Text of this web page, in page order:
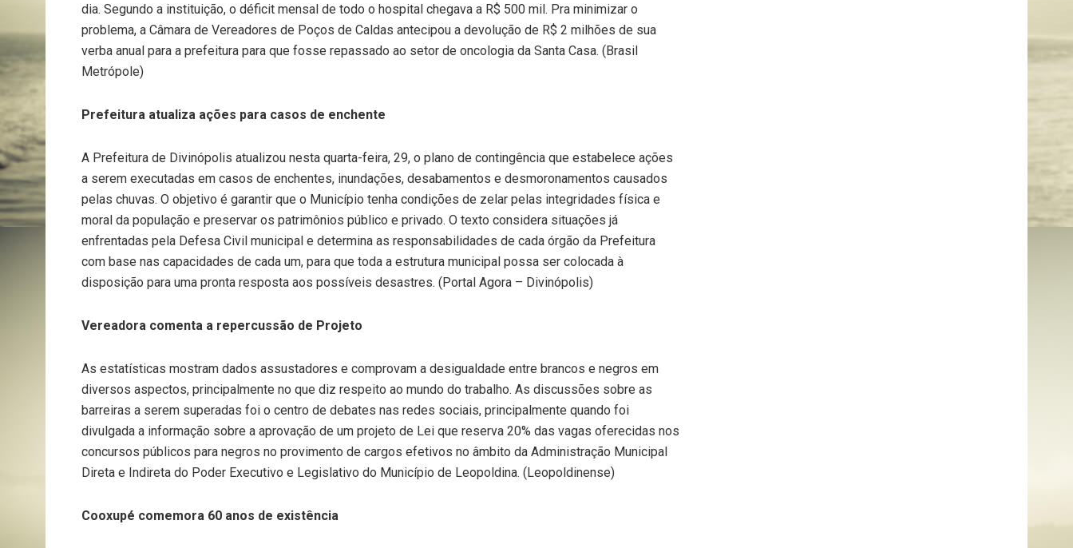
dia. Segundo a instituição, o déficit mensal de todo o hospital chegava a R$ 500 mil. Pra minimizar o
problema, a Câmara de Vereadores de Poços de Caldas antecipou a devolução de R$ 2 milhões de sua
verba anual para a prefeitura para que fosse repassado ao setor de oncologia da Santa Casa. (Brasil
Metrópole)
Prefeitura atualiza ações para casos de enchente
A Prefeitura de Divinópolis atualizou nesta quarta-feira, 29, o plano de contingência que estabelece ações
a serem executadas em casos de enchentes, inundações, desabamentos e desmoronamentos causados
pelas chuvas. O objetivo é garantir que o Município tenha condições de zelar pelas integridades física e
moral da população e preservar os patrimônios público e privado. O texto considera situações já
enfrentadas pela Defesa Civil municipal e determina as responsabilidades de cada órgão da Prefeitura
com base nas capacidades de cada um, para que toda a estrutura municipal possa ser colocada à
disposição para uma pronta resposta aos possíveis desastres. (Portal Agora – Divinópolis)
Vereadora comenta a repercussão de Projeto
As estatísticas mostram dados assustadores e comprovam a desigualdade entre brancos e negros em
diversos aspectos, principalmente no que diz respeito ao mundo do trabalho. As discussões sobre as
barreiras a serem superadas foi o centro de debates nas redes sociais, principalmente quando foi
divulgada a informação sobre a aprovação de um projeto de Lei que reserva 20% das vagas oferecidas nos
concursos públicos para negros no provimento de cargos efetivos no âmbito da Administração Municipal
Direta e Indireta do Poder Executivo e Legislativo do Município de Leopoldina. (Leopoldinense)
Cooxupé comemora 60 anos de existência